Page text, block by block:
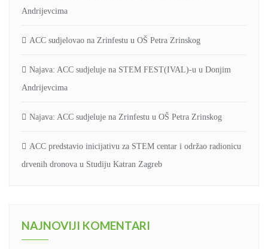
Andrijevcima
ACC sudjelovao na Zrinfestu u OŠ Petra Zrinskog
Najava: ACC sudjeluje na STEM FEST(IVAL)-u u Donjim
Andrijevcima
Najava: ACC sudjeluje na Zrinfestu u OŠ Petra Zrinskog
ACC predstavio inicijativu za STEM centar i održao radionicu
drvenih dronova u Studiju Katran Zagreb
NAJNOVIJI KOMENTARI